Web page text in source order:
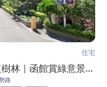
住宅
台灣房屋｜專售｜淡水紅樹林｜函館賞綠意景觀亮麗三房
路